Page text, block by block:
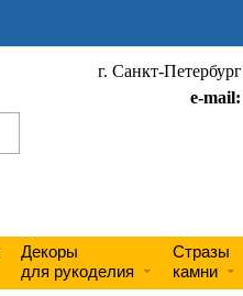
г. Санкт-Петербург
e-mail:
Декоры
для рукоделия
Стразы
камни